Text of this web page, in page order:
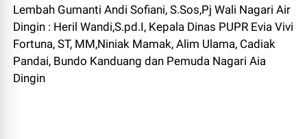
Lembah Gumanti Andi Sofiani, S.Sos,Pj Wali Nagari Air
Dingin : Heril Wandi,S.pd.I, Kepala Dinas PUPR Evia Vivi
Fortuna, ST, MM,Niniak Mamak, Alim Ulama, Cadiak
Pandai, Bundo Kanduang dan Pemuda Nagari Aia
Dingin